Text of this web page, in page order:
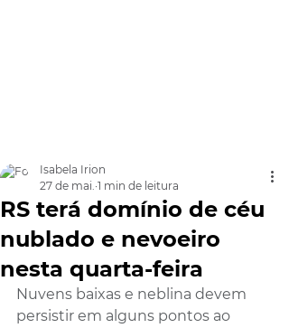
RS terá domínio de céu
nublado e nevoeiro
nesta quarta-feira
Isabela Irion
27 de mai. 1 min de leitura
Nuvens baixas e neblina devem
persistir em alguns pontos ao